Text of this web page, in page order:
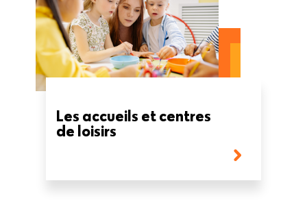
Les accueils et centres
de loisirs